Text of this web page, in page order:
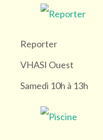
Reporter
VHASI Ouest
Samedi 10h à 13h